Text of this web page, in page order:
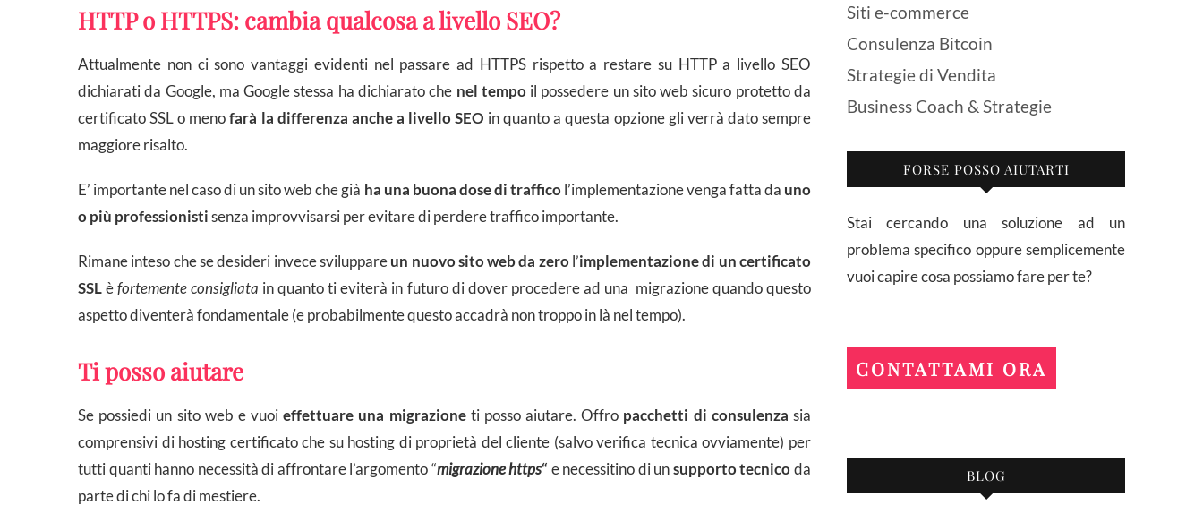
HTTP o HTTPS: cambia qualcosa a livello SEO?
Attualmente non ci sono vantaggi evidenti nel passare ad HTTPS rispetto a restare su HTTP a livello SEO
dichiarati da Google, ma Google stessa ha dichiarato che nel tempoil possedere un sito web sicuro protetto da
certificato SSL o menofarà la differenza anche a livello SEO in quanto a questa opzione gli verrà dato sempre
maggiore risalto.
E’ importante nel caso di un sito web che già ha una buona dose di trafficol’implementazione venga fatta da uno
o più professionistisenza improvvisarsi per evitare di perdere traffico importante.
Rimane inteso che se desideri invece sviluppareun nuovo sito web da zerol’implementazione di un certificato
SSLèfortementeconsigliata in quanto ti eviterà in futuro di dover procedere ad una migrazione quando questo
aspetto diventerà fondamentale (e probabilmente questo accadrà non troppo in là nel tempo).
Ti posso aiutare
Se possiedi un sito web e vuoi effettuare una migrazioneti posso aiutare. Offro pacchetti di consulenza sia
comprensivi di hosting certificato che su hosting di proprietà del cliente (salvo verifica tecnica ovviamente) per
tutti quanti hanno necessità di affrontare l’argomento “migrazione https“ e necessitino di unsupporto tecnicoda
parte di chi lo fa di mestiere.
Siti e-commerce
Consulenza Bitcoin
Strategie di Vendita
Business Coach & Strategie
FORSE POSSO AIUTARTI
Stai cercando una soluzione ad un
problema specifico oppure semplicemente
vuoi capire cosa possiamo fare per te?
CONTATTAMI ORA
BLOG